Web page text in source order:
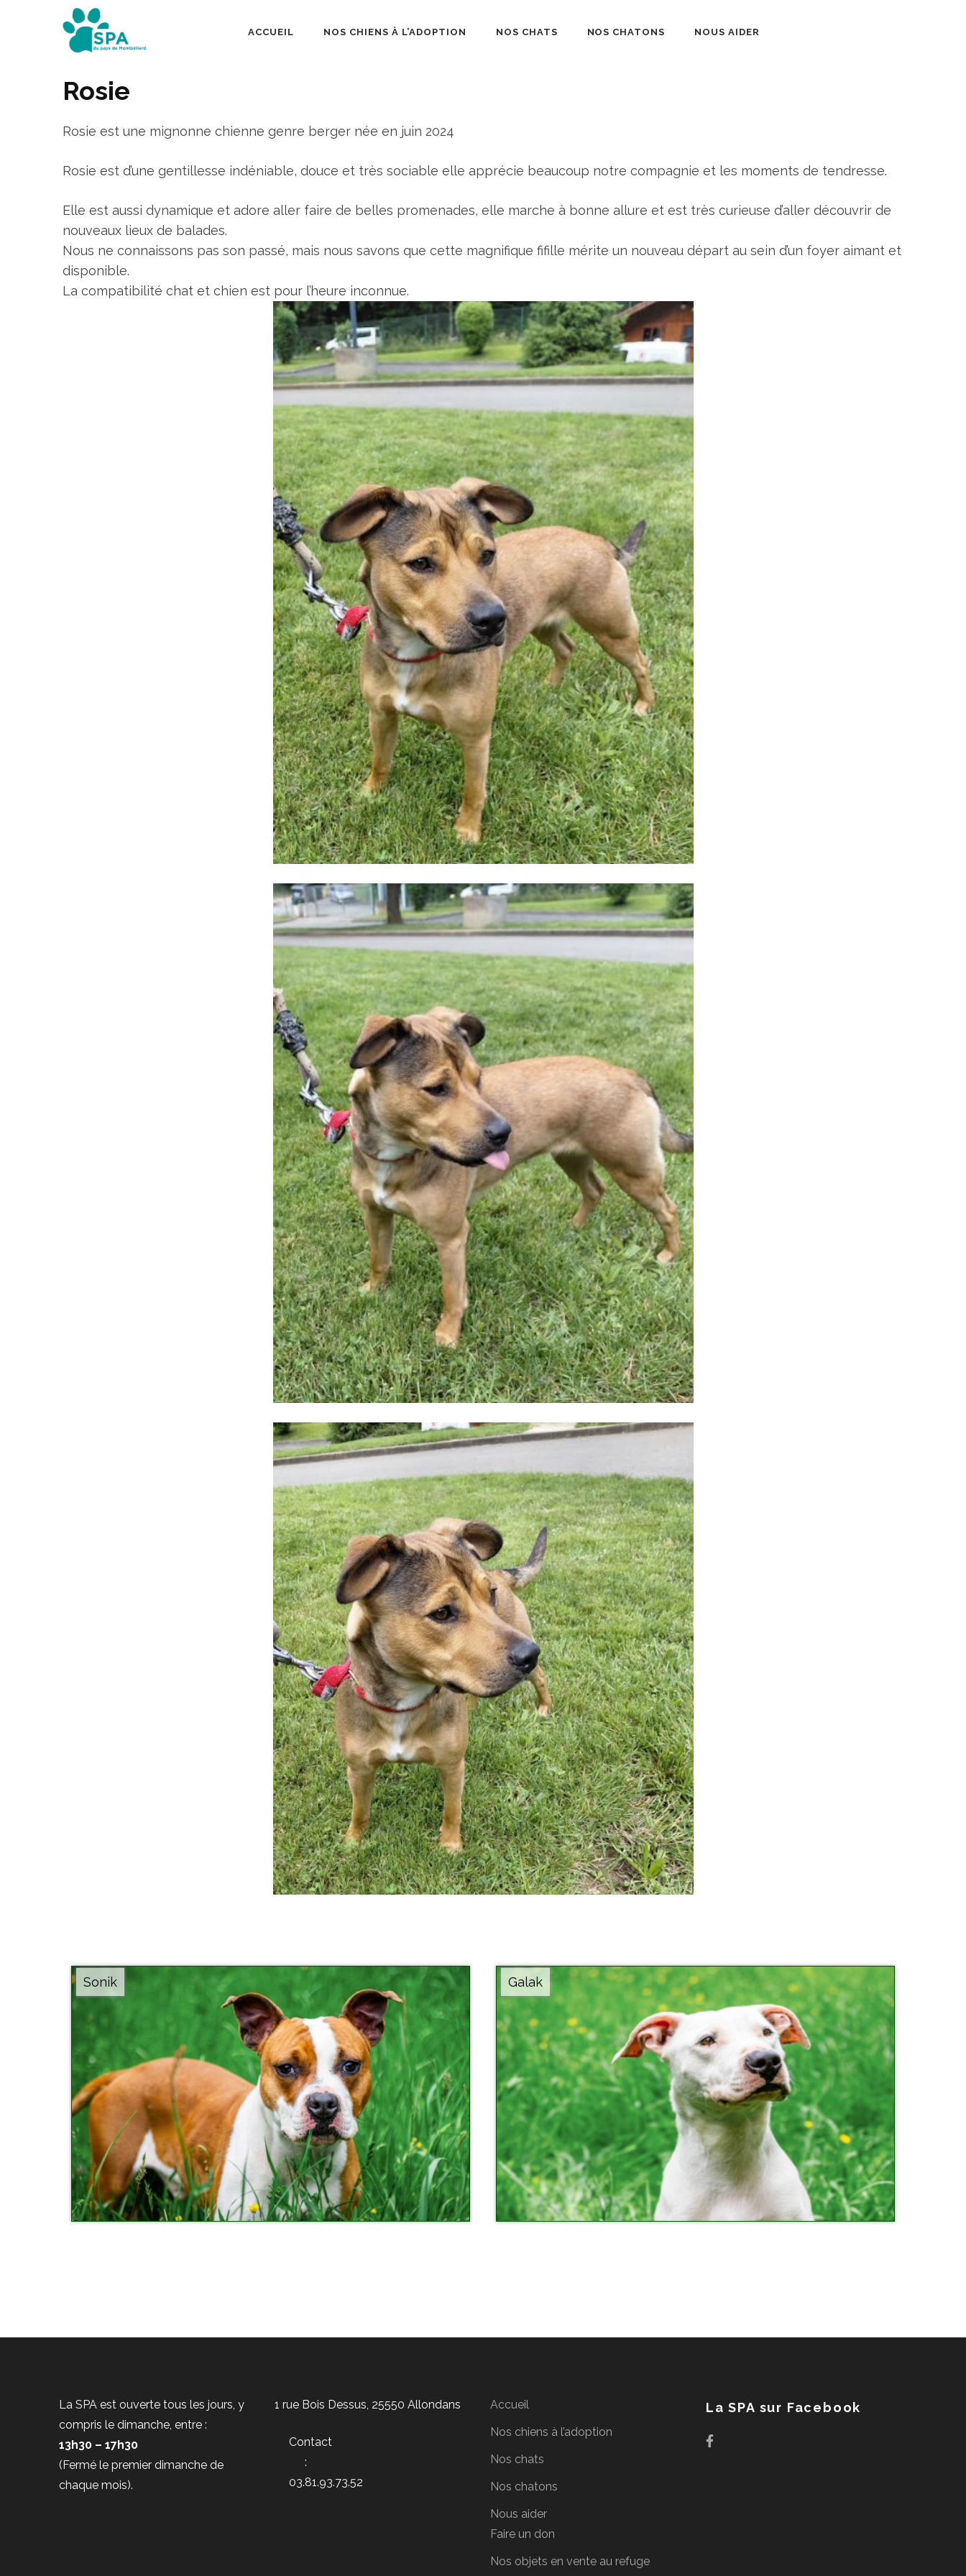
SPA Pays de Montbéliard
ACCUEIL NOS CHIENS À L’ADOPTION NOS CHATS NOS CHATONS NOUS AIDER
Rosie
Rosie est une mignonne chienne genre berger née en juin 2024
Rosie est d’une gentillesse indéniable, douce et très sociable elle apprécie beaucoup notre compagnie et les moments de tendresse.
Elle est aussi dynamique et adore aller faire de belles promenades, elle marche à bonne allure et est très curieuse d’aller découvrir de
nouveaux lieux de balades.
Nous ne connaissons pas son passé, mais nous savons que cette magnifique fifille mérite un nouveau départ au sein d’un foyer aimant et
disponible.
La compatibilité chat et chien est pour l’heure inconnue.
Sonik Galak
La SPA est ouverte tous les jours, y
compris le dimanche, entre :
13h30 – 17h30
(Fermé le premier dimanche de
chaque mois).
1 rue Bois Dessus, 25550 Allondans
Contact
:
03.81.93.73.52
Accueil
Nos chiens à l’adoption
Nos chats
Nos chatons
Nous aider
Faire un don
Nos objets en vente au refuge
La SPA sur Facebook